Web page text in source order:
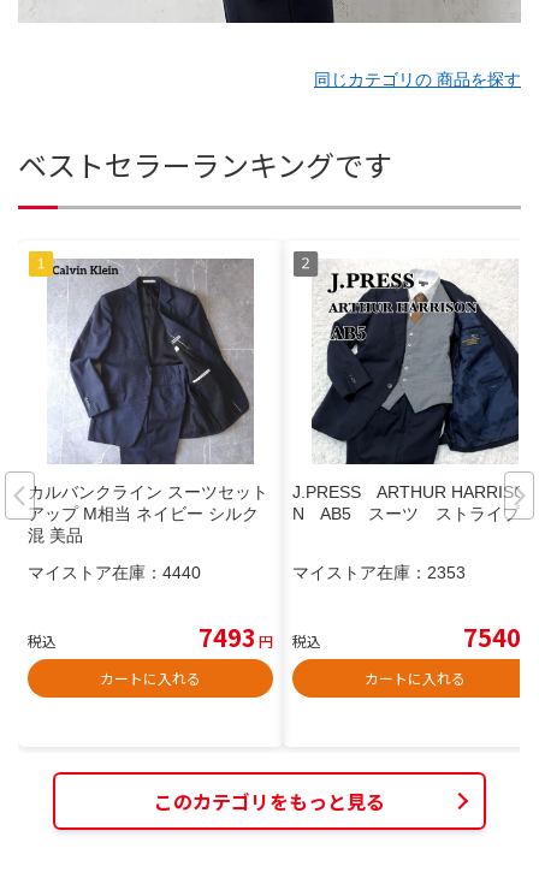
同じカテゴリの 商品を探す
ベストセラーランキングです
カルバンクライン スーツセット
アップ М相当 ネイビー シルク
混 美品
マイストア在庫： 4440
税込 7493 円
カートに入れる
J.PRESS ARTHUR HARRISO
N AB5 スーツ ストライプ
マイストア在庫： 2353
税込 7540
カートに入れる
このカテゴリをもっと見る